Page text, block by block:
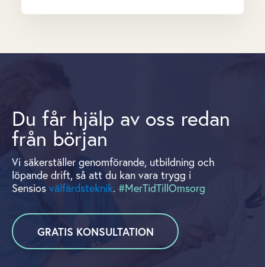
Du får hjälp av oss redan
från början
Vi säkerställer genomförande, utbildning och
löpande drift, så att du kan vara trygg i
Sensios välfärdsteknik. #MerTidTillOmsorg
GRATIS KONSULTATION